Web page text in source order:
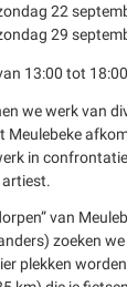
22
29
13:00 tot 18:00
we werk van
Meulebeke
in
artiest.
van
zoeken
plekken